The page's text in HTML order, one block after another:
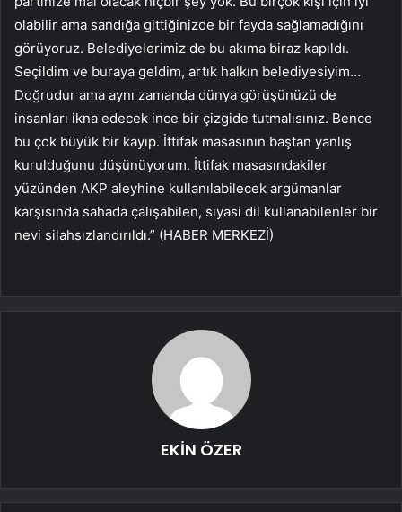
olabilir ama sandığa gittiğinizde bir fayda sağlamadığını
görüyoruz. Belediyelerimiz de bu akıma biraz kapıldı.
Seçildim ve buraya geldim, artık halkın belediyesiyim…
Doğrudur ama aynı zamanda dünya görüşünüzü de
insanları ikna edecek ince bir çizgide tutmalısınız. Bence
bu çok büyük bir kayıp. İttifak masasının baştan yanlış
kurulduğunu düşünüyorum. İttifak masasındakiler
yüzünden AKP aleyhine kullanılabilecek argümanlar
karşısında sahada çalışabilen, siyasi dil kullanabilenler bir
nevi silahsızlandırıldı.” (HABER MERKEZİ)
EKİN ÖZER